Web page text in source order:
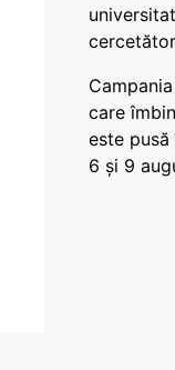
care
este
6 și 9